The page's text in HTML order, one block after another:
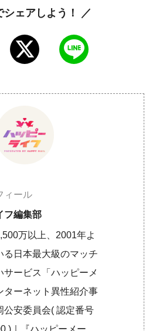
シェアしよう！ ／
ィール
フ編集部
万以上、2001年よ
る日本最大級のマッチ
サービス「ハッピーメ
ターネット異性紹介事
公安委員会( 認定番号
)｜『ハッピーメー